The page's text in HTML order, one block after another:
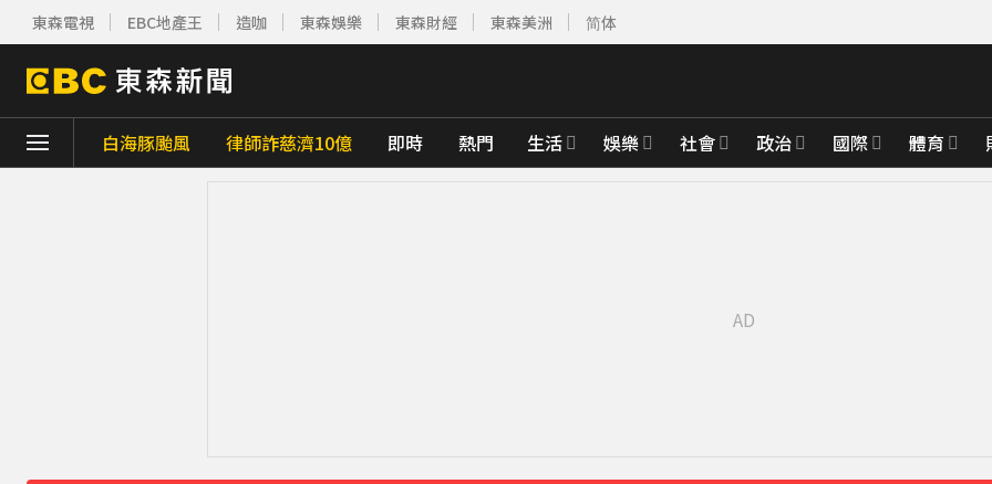
東森電視 EBC地產王 造咖 東森娛樂 東森財經 東森美洲 简体
白海豚颱風 律師詐慈濟10億 即時 熱門 生活 娛樂 社會 政治 國際 體育